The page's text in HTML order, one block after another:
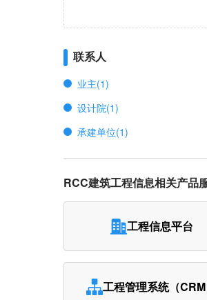
联系人
业主(1)
设计院(1)
承建单位(1)
RCC建筑工程信息相关产品
工程信息平台
工程管理系统（CRM